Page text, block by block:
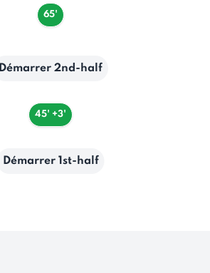
65'
Démarrer 2nd-half
45' +3'
Démarrer 1st-half